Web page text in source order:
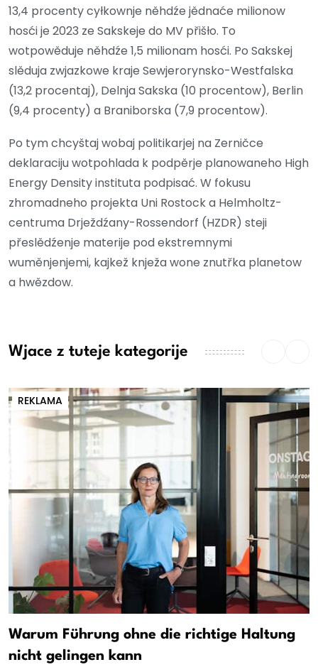
13,4 procenty cyłkownje něhdźe jědnaće milionow
hosći je 2023 ze Sakskeje do MV přišło. To
wotpowěduje něhdźe 1,5 milionam hosći. Po Sakskej
slěduja zwjazkowe kraje Sewjerorynsko-Westfalska
(13,2 procentaj), Delnja Sakska (10 procentow), Berlin
(9,4 procenty) a Braniborska (7,9 procentow).
Po tym chcyštaj wobaj politikarjej na Zerničce
deklaraciju wotpohlada k podpěrje planowaneho High
Energy Density instituta podpisać. W fokusu
zhromadneho projekta Uni Rostock a Helmholtz-
centruma Drježdźany-Rossendorf (HZDR) steji
přeslědźenje materije pod ekstremnymi
wuměnjenjemi, kajkež knježa wone znutřka planetow
a hwězdow.
Wjace z tuteje kategorije
REKLAMA
Warum Führung ohne die richtige Haltung
nicht gelingen kann